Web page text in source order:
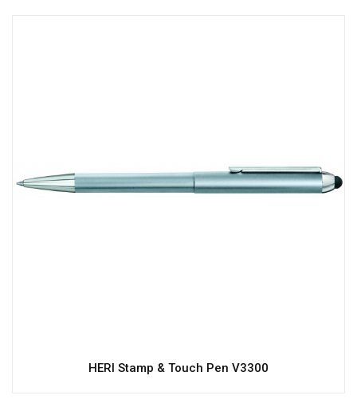
HERI Stamp & Touch Pen V3300